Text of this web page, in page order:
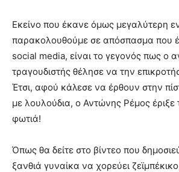
Εκείνο που έκανε όμως μεγαλύτερη
παρακολουθούμε σε απόσπασμα που
social media, είναι το γεγονός πως ο
τραγουδιστής θέλησε να την
Έτσι, αφού κάλεσε να έρθουν στην
με λουλούδια, ο Αντώνης Ρέμος
φωτιά!
Όπως θα δείτε στο βίντεο που
ξανθιά γυναίκα να χορεύει